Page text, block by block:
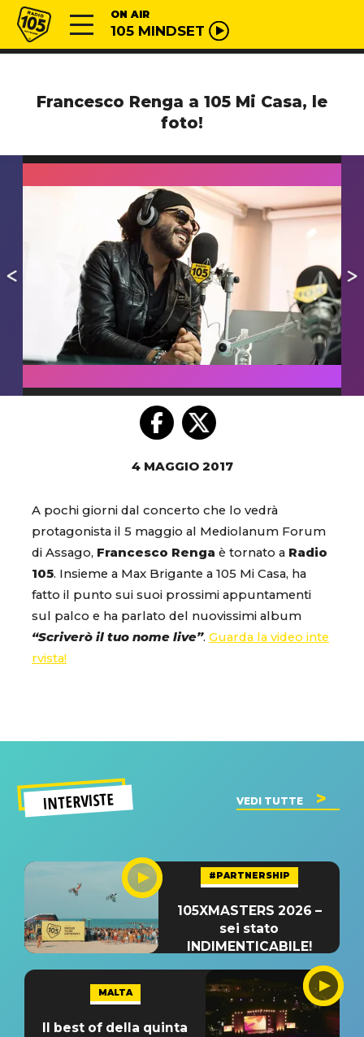
Vai al contenuto
Radio 105 ON AIR
105 MINDSET
Francesco Renga a 105 Mi Casa, le
foto!
4 MAGGIO 2017
A pochi giorni dal concerto che lo vedrà
protagonista il 5 maggio al Mediolanum Forum
di Assago, Francesco Renga è tornato a Radio
105. Insieme a Max Brigante a 105 Mi Casa, ha
fatto il punto sui suoi prossimi appuntamenti
sul palco e ha parlato del nuovissimi album
“Scriverò il tuo nome live”. Guarda la video inte
rvista!
INTERVISTE VEDI TUTTE
#PARTNERSHIP
105XMASTERS 2026 –
sei stato
INDIMENTICABILE!
MALTA
Il best of della quinta